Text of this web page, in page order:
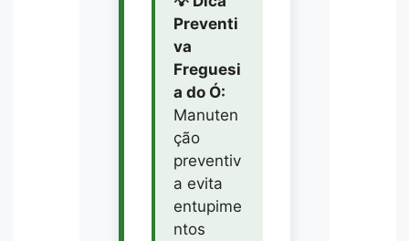
Preventi
va
Freguesi
a do Ó:
Manuten
ção
preventiv
a evita
entupime
ntos